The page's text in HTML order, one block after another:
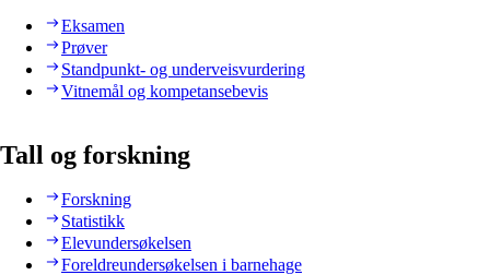
Eksamen
Prøver
Standpunkt- og underveisvurdering
Vitnemål og kompetansebevis
Tall og forskning
Forskning
Statistikk
Elevundersøkelsen
Foreldreundersøkelsen i barnehage